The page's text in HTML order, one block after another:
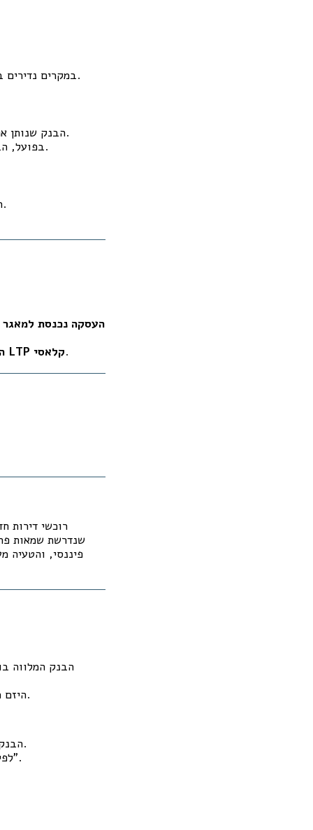
במקרים נדירים בלבד נדרשת שומה, למשל אם הקונה דורש חריגה מהכללים או אם הבנק משנה מדיניות.
הבנק שנותן– הוא מניח שהבנק המלווה עשה את עבודתו.
בפועל, הבנק המלווה עצמו לא בהכרח בדק את שווי כל דירה אלא התבסס על לוחות מכר כלליים.
הדרישה למהירות עסקה, תחרות בין בנקים, ולחץ של יזמים – כולם תורמים לשיטה הזו.
העסקה נכנסת
אפקט LTP קלאסי.
רוכשי דירות
שנדרשת שמאות
פיננסי, והטעיה
הבנק המלווה
היזם.
הבנק שנותן משכנתא לרוכש מסתמך על כך שהפרויקט מפוקח ע"י בנק אחר (הבנק המלווה).
לפי ההיגיון הפנימי של המערכת, אם הבנק המלווה אישר את הפרויקט – הבטוחה "בטוחה".